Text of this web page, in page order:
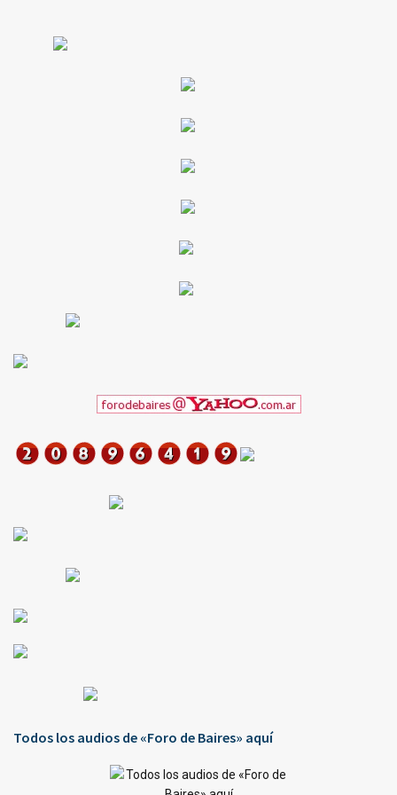
Todos los audios de «Foro de Baires» aquí